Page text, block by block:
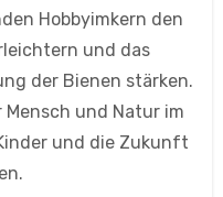
Hobbyimkern den
und das
der Bienen stärken.
Mensch und Natur im
und die Zukunft